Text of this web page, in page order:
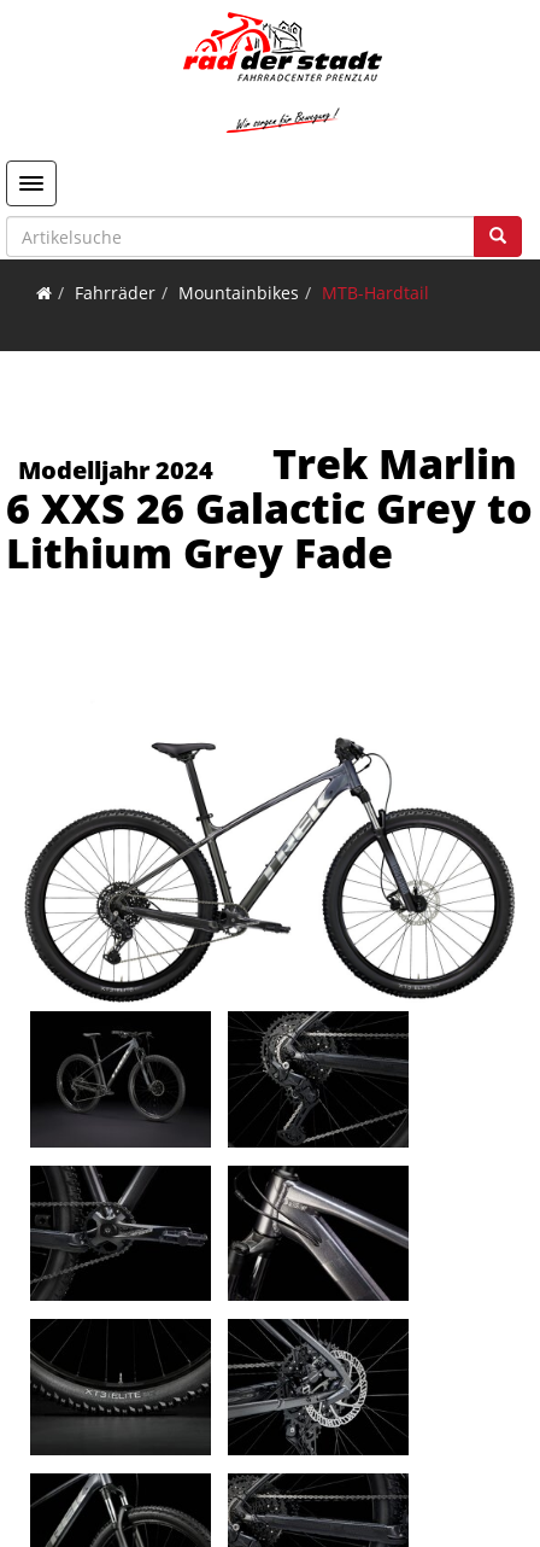
Toggle navigation
Fahrräder Mountainbikes MTB-Hardtail
Modelljahr 2024
Trek Marlin
6 XXS 26 Galactic Grey to
Lithium Grey Fade